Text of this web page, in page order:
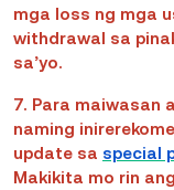
mga loss ng mga
withdrawal sa
sa’yo.
7. Para maiwasan
naming
update sa special
Makikita mo rin